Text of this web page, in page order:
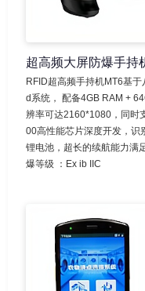
超高频大屏防爆手持
RFID超高频手持机MT6基
d系统， 配备4GB RAM +
辨率可达2160*1080，同时
00高性能芯片深度开发，
锂电池，超长的续航能力满
爆等级 ：Ex ib IIC